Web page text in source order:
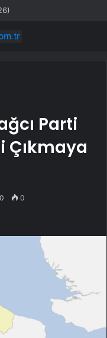
Parti
Çıkmaya
0 0